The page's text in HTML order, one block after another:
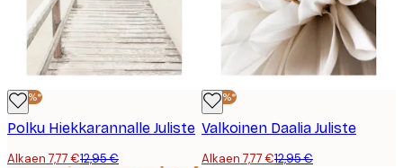
-40%*
Polku Hiekkarannalle Juliste
Alkaen 7,77 €12,95 €
-40%*
Valkoinen Daalia Juliste
Alkaen 7,77 €12,95 €